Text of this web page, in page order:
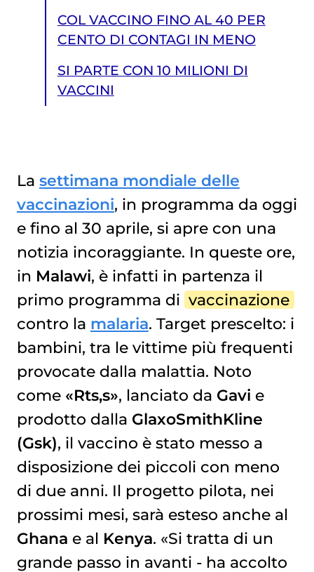
COL VACCINO FINO AL 40 PER
CENTO DI CONTAGI IN MENO
SI PARTE CON 10 MILIONI DI
VACCINI
La settimana mondiale delle
vaccinazioni, in programma da oggi
e fino al 30 aprile, si apre con una
notizia incoraggiante. In queste ore,
in Malawi, è infatti in partenza il
primo programma di vaccinazione
contro la malaria. Target prescelto: i
bambini, tra le vittime più frequenti
provocate dalla malattia. Noto
come «Rts,s», lanciato da Gavi e
prodotto dalla GlaxoSmithKline
(Gsk), il vaccino è stato messo a
disposizione dei piccoli con meno
di due anni. Il progetto pilota, nei
prossimi mesi, sarà esteso anche al
Ghana e al Kenya. «Si tratta di un
grande passo in avanti - ha accolto